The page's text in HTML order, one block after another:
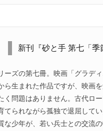
新刊『砂と手 第七「季
ーズの第七冊。映画「グラデ
ら生まれた作品ですが、映画
く問題はありません。古代ロ
てられながら孤独で退屈して
な少年が、若い兵士との交流